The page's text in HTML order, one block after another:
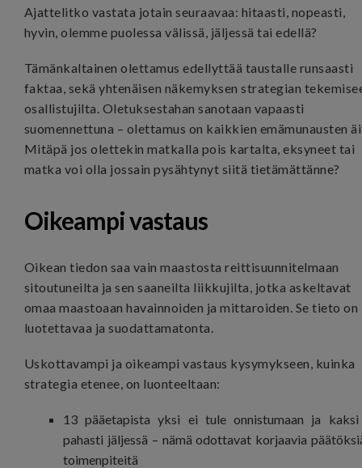
Ajattelitko vastata jotain seuraavaa: hitaasti, nopeasti,
hyvin, olemme puolessa välissä, jäljessä tai edellä?
Tämänkaltainen olettamus edellyttää taustalle runsaasti
faktaa, sekä yhtenäisen näkemyksen strategian
osallistujilta. Oletuksestahan sanotaan vapaasti
suomennettuna – olettamus on kaikkien emämunausten
Mitäpä jos olettekin matkalla pois kartalta, eksyneet tai
matka voi olla jossain pysähtynyt siitä tietämättänne?
Oikeampi vastaus
Oikean tiedon saa vain maastosta reittisuunnitelmaan
sitoutuneilta ja sen saaneilta liikkujilta, jotka askeltavat
omaa maastoaan havainnoiden ja mittaroiden. Se tieto on
luotettavaa ja suodattamatonta.
Uskottavampi ja oikeampi vastaus kysymykseen, kuinka
strategia etenee, on luonteeltaan:
13 pääetapista yksi ei tule onnistumaan ja
pahasti jäljessä – nämä odottavat korjaavia
toimenpiteitä